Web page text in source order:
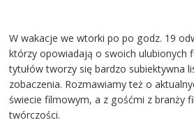
W wakacje we wtorki po po godz. 19
którzy opowiadają o swoich ulubionych
tytułów tworzy się bardzo subiektywna
zobaczenia. Rozmawiamy też o
świecie filmowym, a z gośćmi z branży
twórczości.